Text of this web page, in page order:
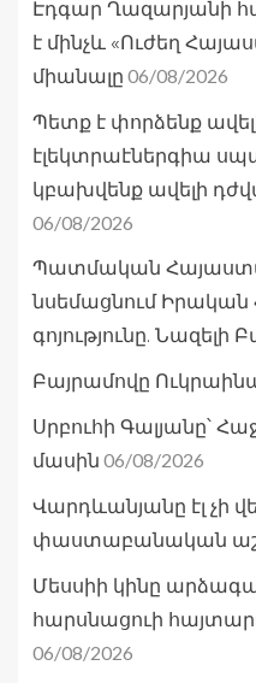
Էդգար Ղազարյանի
է մինչև «Ուժեղ
միանալը 06/08/2026
Պետք է փորձենք
էլեկտրաէներգիա
կբախվենք ավելի
06/08/2026
Պատմական
նսեմացնում
գոյությունը.
Բայրամովը
Սրբուհի Գալյանը՝
մասին 06/08/2026
Վարդևանյանը էլ չի
փաստաբանական
Մեսսիի կինը
հարսնացուի
06/08/2026